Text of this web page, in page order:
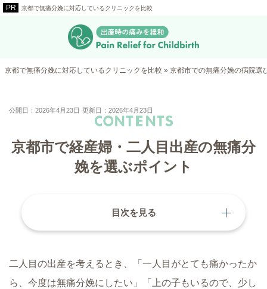
京都で無痛分娩に対応しているクリニックを比較
京都で無痛分娩に対応しているクリニックを比較 » 京都市での無痛分娩の病院選
公開日：2026年4月23日 更新日：2026年4月23日
京都市で経産婦・二人目出産の無痛分
娩を選ぶポイント
目次を見る
二人目の出産を考えるとき、「一人目がとても痛かったか
ら、今度は無痛分娩にしたい」「上の子もいるので、少し